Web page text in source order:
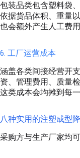
包装品类包含塑料袋
依据货品体积、重量
也会额外产生人工费用
6. 工厂运营成本
涵盖各类间接经营开
资、管理费用、质量
这类成本会均摊到每
八种实用的注塑成型
采购方与生产厂家均